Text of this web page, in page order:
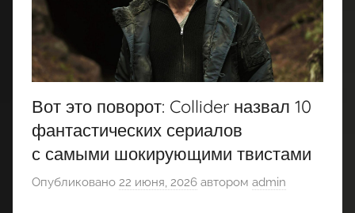
Вот это поворот: Collider назвал 10
фантастических сериалов
с самыми шокирующими твистами
Опубликовано 22 июня, 2026 автором admin